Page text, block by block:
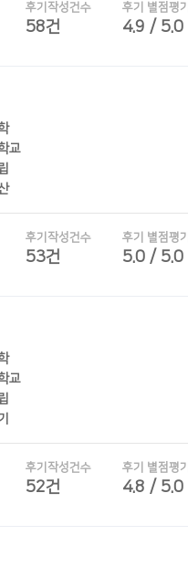
후기작성건수
58건
후기 별점평
4.9 / 5.0
교
후기작성건수
53건
후기 별점평
5.0 / 5.0
교
후기작성건수
52건
후기 별점평
4.8 / 5.0